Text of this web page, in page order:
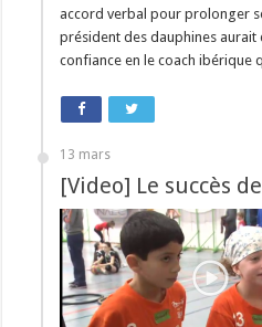
accord verbal pour prolonger
président des dauphines aurait
confiance en le coach
13 mars
[Video] Le succès